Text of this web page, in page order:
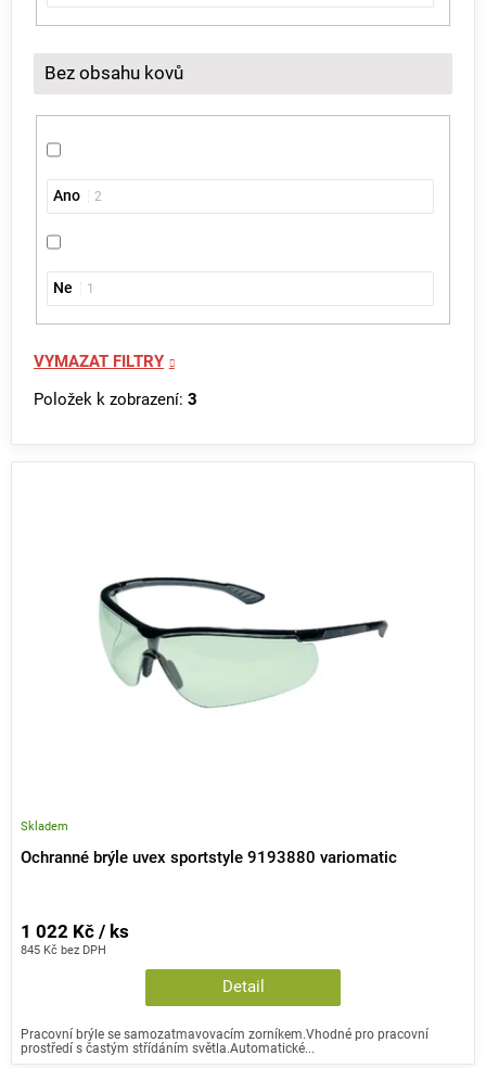
Bez obsahu kovů
Ano 2
Ne 1
VYMAZAT FILTRY
Položek k zobrazení: 3
Ochranné brýle uvex sportstyle 9193880 variomatic
Skladem
845 Kč bez DPH
1 022 Kč / ks
Detail
Pracovní brýle se samozatmavovacím zorníkem.Vhodné pro pracovní
prostředí s častým střídáním světla.Automatické...